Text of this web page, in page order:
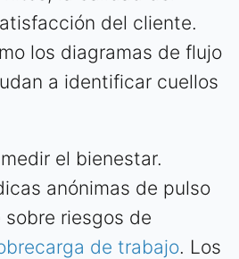
del cliente.
los diagramas de flujo
a identificar cuellos
el bienestar.
anónimas de pulso
riesgos de
de trabajo. Los